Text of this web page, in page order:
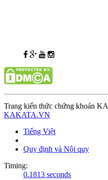
Trang kiến thức chứng khoán
KAKATA.VN
Tiếng Việt
Quy định và Nội quy
Timing:
0.1813 seconds